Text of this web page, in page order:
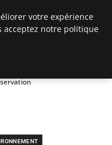
votre expérience
acceptez notre politique